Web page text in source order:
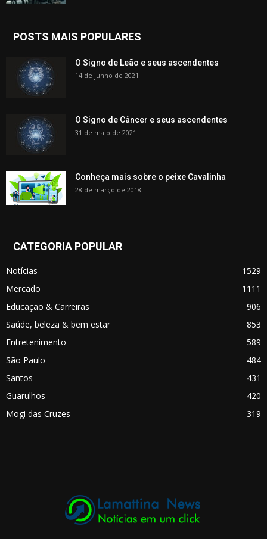
POSTS MAIS POPULARES
O Signo de Leão e seus ascendentes
14 de junho de 2021
O Signo de Câncer e seus ascendentes
31 de maio de 2021
Conheça mais sobre o peixe Cavalinha
28 de março de 2018
CATEGORIA POPULAR
Notícias
1529
Mercado
1111
Educação & Carreiras
906
Saúde, beleza & bem estar
853
Entretenimento
589
São Paulo
484
Santos
431
Guarulhos
420
Mogi das Cruzes
319